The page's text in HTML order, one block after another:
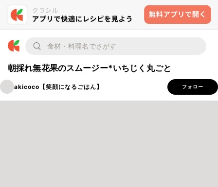
朝採れ無花果のスムージー*いちじく丸ごと
akicoco【笑顔になるごはん】 フォロー